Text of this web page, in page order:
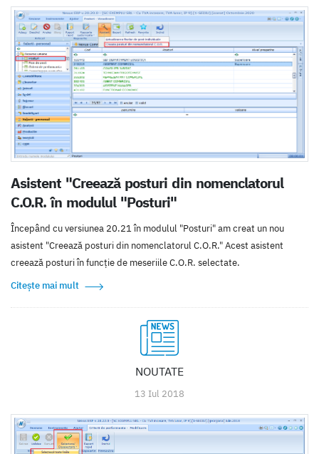
Asistent "Creează posturi din nomenclatorul
C.O.R. în modulul "Posturi"
Începând cu versiunea 20.21 în modulul "Posturi" am creat un nou
asistent "Creează posturi din nomenclatorul C.O.R." Acest asistent
creează posturi în funcţie de meseriile C.O.R. selectate.
Citește mai mult
NOUTATE
13 Iul 2018